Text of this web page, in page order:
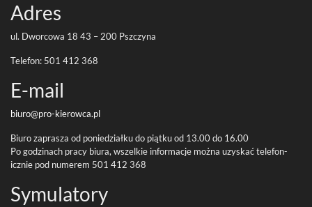
Adres
ul. Dwor­cowa 18 43 –200 Pszczyna
Tele­fon: 501 412 368
E-​mail
biuro@pro-kierowca.pl
Biuro zaprasza od poniedzi­ałku do piątku od 13.00do 16.00
Po godz­i­nach pracy biura, wszelkie infor­ma­cje można uzyskać tele­fon­
icznie pod numerem 501 412 368
Symu­la­tory